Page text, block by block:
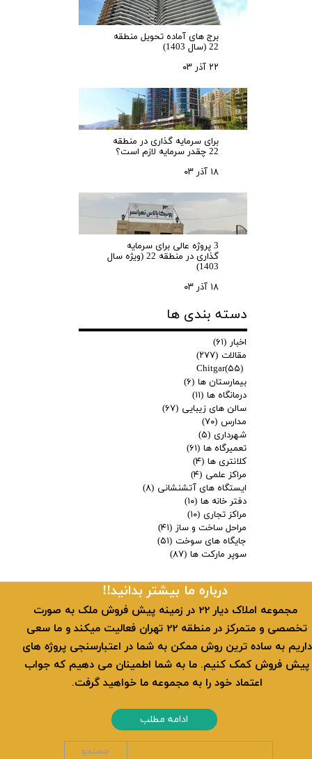
برج های آماده تحویل منطقه
22 (سال 1403)
۲۲ آذر ۰۳
برای سرمایه‌ گذاری در منطقه
22 چقدر سرمایه لازم است؟
۱۸ آذر ۰۳
3 پروژه عالی برای سرمایه
گذاری در منطقه 22 (ویژه سال
1403)
۱۸ آذر ۰۳
دسته بندی ها
اخبار (۶۱)
مقالات (۲۷۷)
Chitgar(۵۵)
بیمارستان ها (۶)
درمانگاه ها (۱۱)
سالن های زیبایی (۶۷)
مدارس (۷۰)
شهرداری (۵)
تعمیرگاه ها (۶۱)
کلانتری ها (۴)
مراکز علمی (۴)
ایستگاه های آتشنشانی (۸)
دفتر خانه ها (۱۰)
مراکز تجاری (۱۰)
مراحل ساخت و ساز (۴۱)
جایگاه های سوخت (۵۱)
سوپر مارکت ها (۸۷)
​​درباره ما بیشتر بدانید!!
​ مجموعه املاک دیار 22 در زمینه پیش فروش ملک به صورت
تخصصی و متمرکز در منطقه 22 تهران فعالیت میکند و ما سعی
داریم به ساده ترین روش ممکن به شما در اعتبارسنجی پروژه های
پیش فروش کمک کنیم. ما به شما اطمینان می دهیم که جواب
اعتماد خود را به مجموعه ما خواهید گرفت.
ادامه مطلب
جستجو